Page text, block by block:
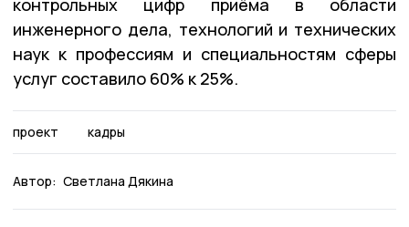
контрольных цифр приёма в области
инженерного дела, технологий и технических
наук к профессиям и специальностям сферы
услуг составило 60% к 25%.
проект кадры
Автор: Светлана Дякина